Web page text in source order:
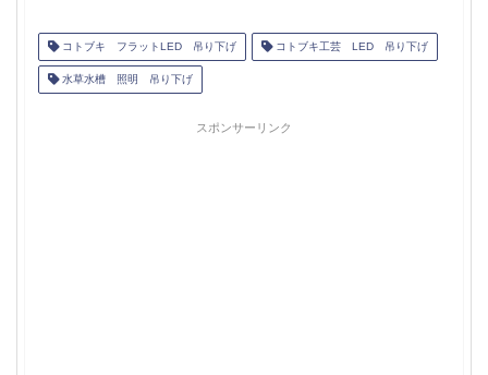
コトブキ フラットLED 吊り下げ コトブキ工芸 LED 吊り下げ
水草水槽 照明 吊り下げ
スポンサーリンク